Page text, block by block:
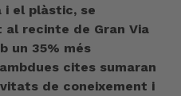
i el plàstic, se
recinte de Gran Via
un 35% més
cites sumaran
de coneixement i